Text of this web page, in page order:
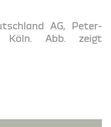
AG, Peter-
Köln. Abb. zeigt